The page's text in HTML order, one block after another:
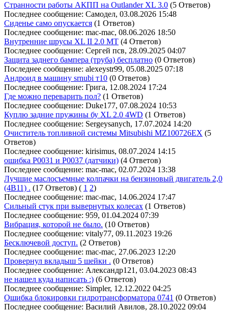
Странности работы АКПП на Outlander XL 3.0 (5 Ответов)
Последнее сообщение: Самодел, 03.08.2026 15:48
Сиденье само опускается (1 Ответов)
Последнее сообщение: mac-mac, 08.06.2026 18:50
Внутренние шрусы XL II 2.0 МТ (4 Ответов)
Последнее сообщение: Сергей псв, 28.09.2025 04:07
Защита заднего бампера (труба) бесплатно (0 Ответов)
Последнее сообщение: alexeystr99, 05.08.2025 07:18
Андроид в машину srnubi т10 (0 Ответов)
Последнее сообщение: Грига, 12.08.2024 17:24
Где можно переварить пол? (1 Ответов)
Последнее сообщение: Duke177, 07.08.2024 10:53
Куплю задние пружины бу XL 2.0 4WD (1 Ответов)
Последнее сообщение: Sergeysanych, 17.07.2024 14:20
Очиститель топливной системы Mitsubishi MZ100726EX (5
Ответов)
Последнее сообщение: kirisimus, 08.07.2024 14:15
ошибка P0031 и P0037 (датчики) (4 Ответов)
Последнее сообщение: mac-mac, 02.07.2024 13:38
Лучшие маслосъемные колпачки на бензиновый двигатель 2,0
(4B11) . (17 Ответов) ( 1 2)
Последнее сообщение: mac-mac, 14.06.2024 17:47
Сильный стук при вывернутых колесах (1 Ответов)
Последнее сообщение: 959, 01.04.2024 07:39
Вибрация, которой не было. (10 Ответов)
Последнее сообщение: vitaly77, 09.11.2023 19:26
Бесключевой доступ. (2 Ответов)
Последнее сообщение: mac-mac, 27.06.2023 12:20
Провернул вкладыш 5 шейки . (0 Ответов)
Последнее сообщение: Александр121, 03.04.2023 08:43
не нашел куда написать :) (6 Ответов)
Последнее сообщение: Simpler, 12.12.2022 04:25
Ошибка блокировки гидротрансформатора 0741 (0 Ответов)
Последнее сообщение: Василий Авилов, 28.10.2022 09:04